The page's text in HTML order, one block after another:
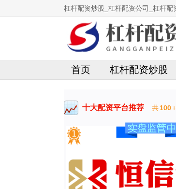
杠杆配资炒股_杠杆配资公司_杠杆配
首页 杠杆配资炒股
十大配资平台推荐 共100